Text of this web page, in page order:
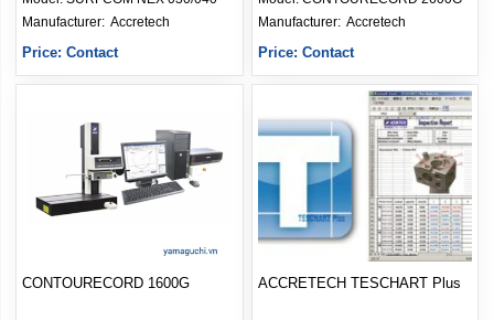
Accretech
Price: Contact
Manufacturer: Accretech
Price: Contact
CONTOURECORD 1600G ACCRETECH TESCHART Plus